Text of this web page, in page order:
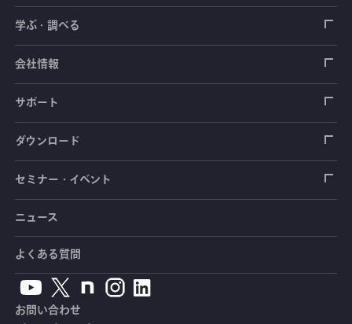
ロードセル
加速度センサ
圧力センサ
トルクセンサ
土木建築用センサ
荷重計
土圧計
間隙水圧計
傾斜計
鉄筋計
沈下計
自動車用センサ
シートベルト張力計
操舵力・操舵角計
手ブレーキ計・チェンジレバー操作力計
踏力計
ホイールトルクセンサ
人体ダミー用センサ
測定器
データロガー
指示計・表示器
増幅器（アンプ）
ハンディ測定器（チェッカ）
ソフトウェア
計測システム
道路用計測システム
鉄道用計測システム
自動車用計測システム
ブリッジボックス
ケーブル・コネクタ
アクセサリ
学ぶ・調べる
ひずみゲージ
センサ（変換器）
測定器
光ファイバ計測ソリューション - 学ぶ・調べる
共和技報
単位変換表
用語集
会社情報
拠点情報
会社概要
サポート
製品輸出時の取り扱いと該非判定書
毒物及び劇物譲受書
安全データシート（SDS）
カタログ・資料のダウンロード
生産終了製品一覧
ダウンロード
カタログ
取扱説明書
CADデータ
ソフトウェアバージョンアップ
セミナー・イベント
セミナー・講習会
イベント・展示会
ニュース
よくある質問
お問い合わせ